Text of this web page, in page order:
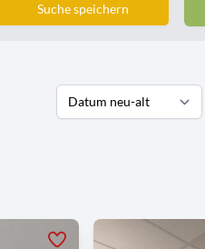
Suche speichern